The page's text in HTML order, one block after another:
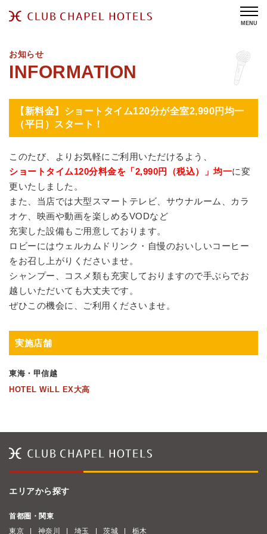
MENU
お知らせ
【新料金】ショートタイム120分が全室2,990円均一
（平日）スタート！
このたび、よりお気軽にご利用いただけるよう、
ショートタイム120分料金を「2,990円（税込）」均一に変
更いたしました。
また、当店では大型スマートテレビ、サウナルーム、カラ
オケ、映画や動画を楽しめるVODなど
充実した設備もご用意しております。
ロビーにはウェルカムドリンク・自慢のおいしいコーヒー
をお召し上がりくださいませ。
シャンプー、コスメ類も充実しておりますので手ぶらでお
越しいただいても大丈夫です。
ぜひこの機会に、ご利用くださいませ。
実施店舗
東海・甲信越
HOTEL WiLL EX大高
エリアから探す
首都圏・関東
東京
神奈川 埼玉 茨城 栃木